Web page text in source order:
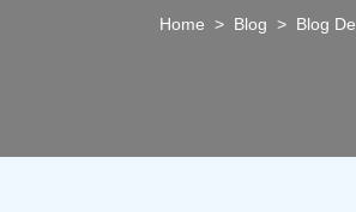
Home > Blog > Blog